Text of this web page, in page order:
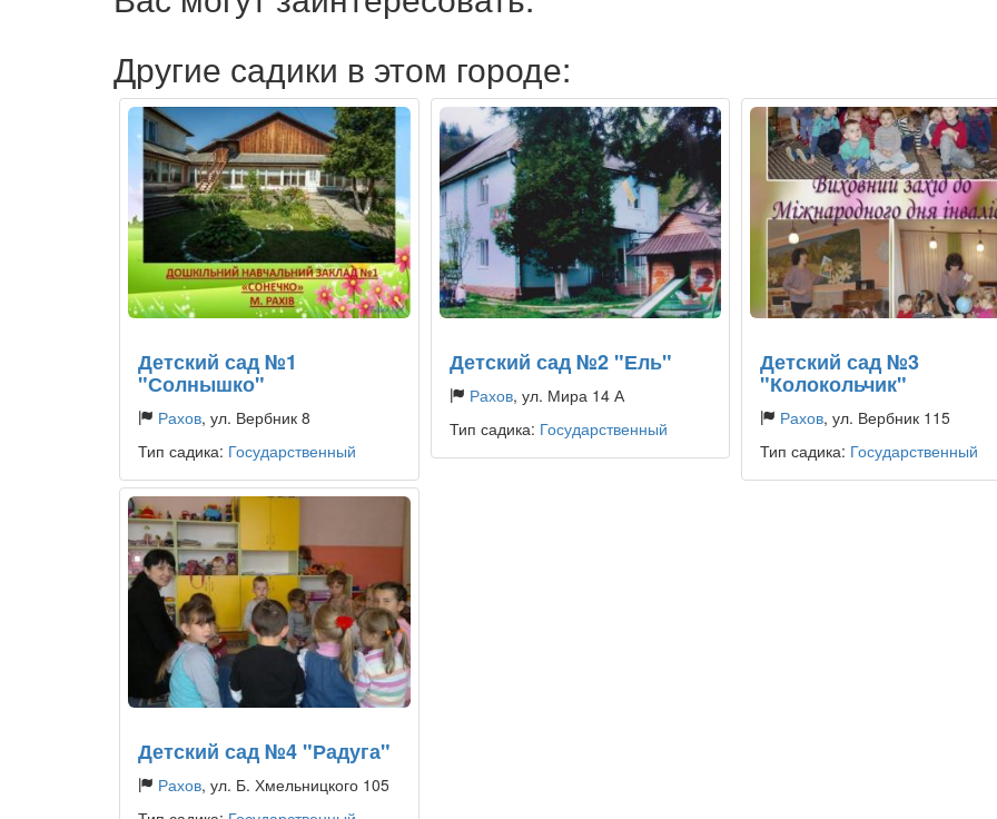
Другие садики в этом городе:
Детский сад №1
"Солнышко"
Рахов, ул. Вербник 8
Тип садика: Государственный
Детский сад №2 "Ель"
Рахов, ул. Мира 14 А
Тип садика: Государственный
Детский сад №3
"Колокольчик"
Рахов, ул. Вербник 115
Тип садика: Государственный
Детский сад №4 "Радуга"
Рахов, ул. Б. Хмельницкого 105